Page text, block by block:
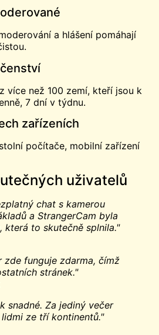
a hlášení pomáhají
více než 100 zemí, kteří jsou k
7 dní v týdnu.
zařízeních
počítače, mobilní zařízení
uživatelů
chat s kamerou
a StrangerCam byla
která to skutečně splnila."
zde funguje zdarma, čímž
stránek."
snadné. Za jediný večer
ze tří kontinentů."